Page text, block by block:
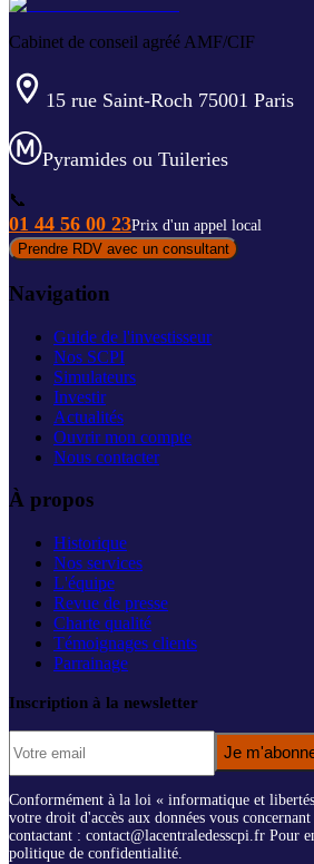
Cabinet de conseil agréé AMF/CIF
15 rue Saint-Roch 75001 Paris
Pyramides ou Tuileries
📞
01 44 56 00 23Prix d'un appel local
Prendre RDV avec un consultant
Navigation
Guide de l'investisseur
Nos SCPI
Simulateurs
Investir
Actualités
Ouvrir mon compte
Nous contacter
À propos
Historique
Nos services
L'équipe
Revue de presse
Charte qualité
Témoignages clients
Parrainage
Inscription à la newsletter
Je
Conformément à la loi « informatique et
votre droit d'accès aux données vous
contactant : contact@lacentraledesscpi.fr Pour
politique de confidentialité.